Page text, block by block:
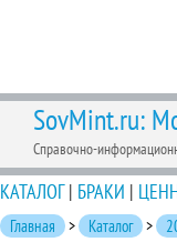
SovMint.ru:
Справочно-
КАТАЛОГ| БРАКИ |
Главная > Каталог >